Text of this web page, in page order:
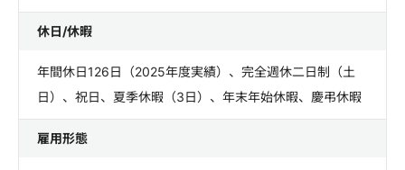
休日/休暇
年間休日126日（2025年度実績）、完全週休二日制（土
日）、祝日、夏季休暇（3日）、年末年始休暇、慶弔休暇
雇用形態